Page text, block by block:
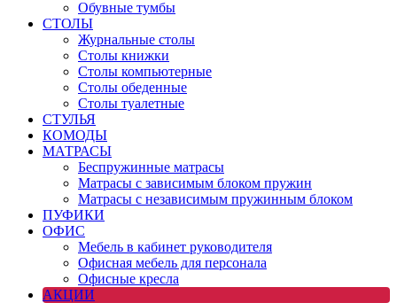
Обувные тумбы
СТОЛЫ
Журнальные столы
Столы книжки
Столы компьютерные
Столы обеденные
Столы туалетные
СТУЛЬЯ
КОМОДЫ
МАТРАСЫ
Беспружинные матрасы
Матрасы с зависимым блоком пружин
Матрасы с независимым пружинным блоком
ПУФИКИ
ОФИС
Мебель в кабинет руководителя
Офисная мебель для персонала
Офисные кресла
АКЦИИ